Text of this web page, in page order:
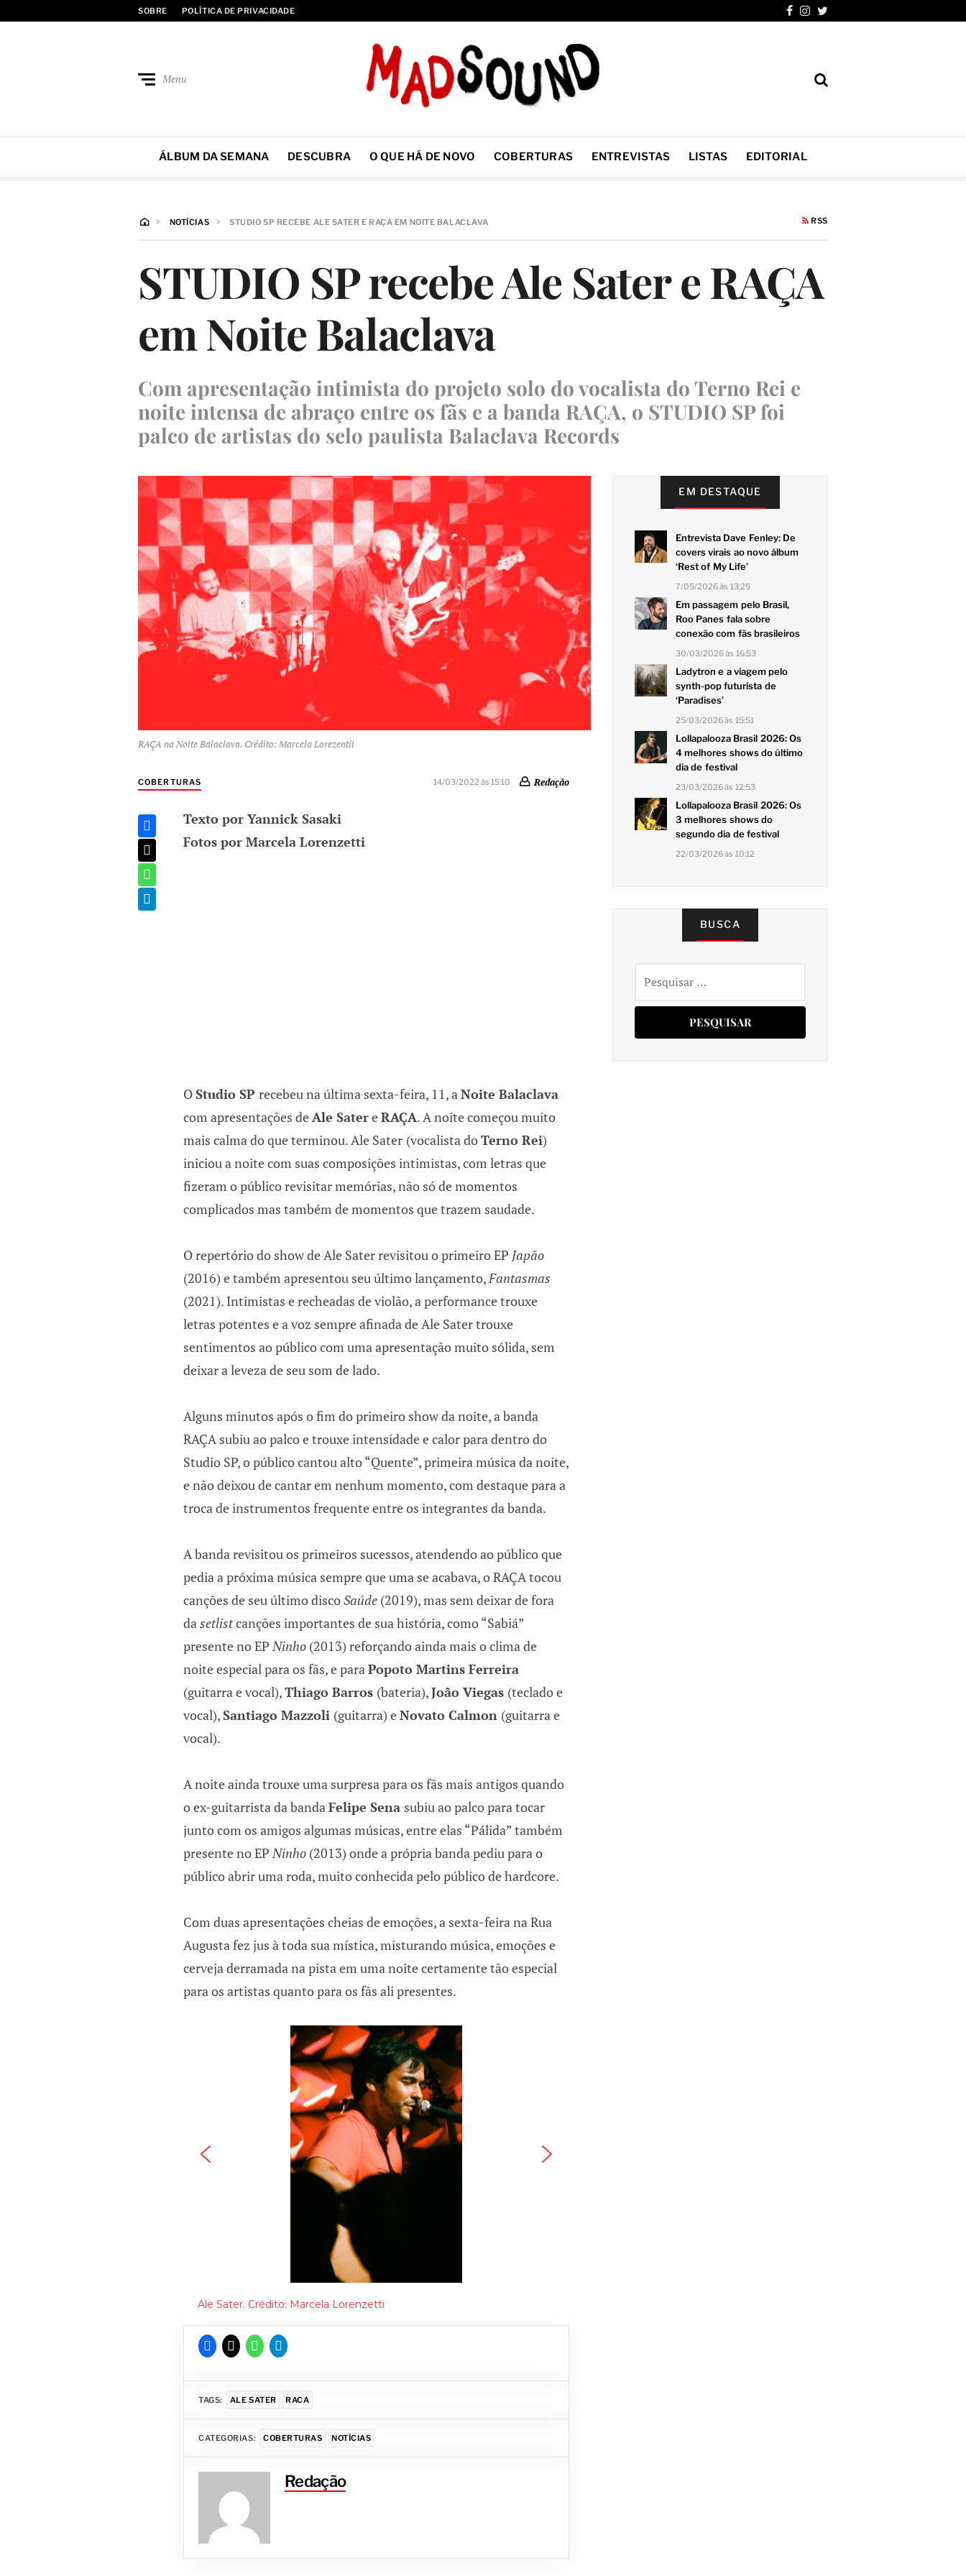
SOBRE POLÍTICA DE PRIVACIDADE
Menu
ÁLBUM DA SEMANA DESCUBRA O QUE HÁ DE NOVO COBERTURAS ENTREVISTAS LISTAS EDITORIAL
NOTÍCIAS STUDIO SP RECEBE ALE SATER E RAÇA EM NOITE BALACLAVA RSS
STUDIO SP recebe Ale Sater e RAÇA
em Noite Balaclava
Com apresentação intimista do projeto solo do vocalista do Terno Rei e
noite intensa de abraço entre os fãs e a banda RAÇA, o STUDIO SP foi
palco de artistas do selo paulista Balaclava Records
RAÇA na Noite Balaclava. Crédito: Marcela Lorezentii
COBERTURAS 14/03/2022 às 15:10 Redação
Texto por Yannick Sasaki
Fotos por Marcela Lorenzetti
OStudio SP recebeu na última sexta-feira, 11, a Noite Balaclava
com apresentações deAle SatereRAÇA. A noite começou muito
mais calma do que terminou. Ale Sater (vocalista doTerno Rei)
iniciou a noite com suas composições intimistas, com letras que
fizeram o público revisitar memórias, não só de momentos
complicados mas também de momentos que trazem saudade.
O repertório do showde Ale Sater revisitou o primeiro EP Japão
(2016) e também apresentou seu último lançamento, Fantasmas
(2021). Intimistas e recheadas de violão, a performance trouxe
letras potentes e a voz sempre afinada de Ale Sater trouxe
sentimentos ao público com uma apresentação muito sólida, sem
deixar a leveza de seu som de lado.
Alguns minutos após o fim do primeiro show da noite, a banda
RAÇA subiu ao palco e trouxe intensidade e calor para dentro do
Studio SP, o público cantou alto “Quente”, primeira música da noite,
e não deixou de cantar em nenhum momento, com destaque para a
troca de instrumentos frequente entre os integrantes da banda.
A banda revisitou os primeiros sucessos, atendendo ao público que
pedia a próxima música sempre que uma se acabava, o RAÇA tocou
canções de seu último discoSaúde (2019), mas sem deixar de fora
da setlistcanções importantes de sua história, como “Sabiá”
presente no EP Ninho (2013) reforçando ainda mais o clima de
noite especial para os fãs, e para Popoto Martins Ferreira
(guitarra e vocal),Thiago Barros (bateria),João Viegas (teclado e
vocal),Santiago Mazzoli (guitarra) eNovato Calmon (guitarra e
vocal).
A noite ainda trouxe uma surpresa para os fãs mais antigos quando
o ex-guitarrista da banda Felipe Sena subiu ao palco para tocar
junto com os amigos algumas músicas, entre elas “Pálida” também
presente no EP Ninho (2013) onde a própria banda pediu para o
público abrir uma roda, muito conhecida pelo público de hardcore.
Com duas apresentações cheias de emoções, a sexta-feira na Rua
Augusta fez jus à toda sua mística, misturando música, emoções e
cerveja derramada na pista em uma noite certamente tão especial
para os artistas quanto para os fãs ali presentes.
Ale Sater. Crédito: Marcela Lorenzetti
TAGS: ALE SATER RACA
CATEGORIAS: COBERTURAS NOTÍCIAS
Redação
EM DESTAQUE
Entrevista Dave Fenley: De
covers virais ao novo álbum
‘Rest of My Life’
7/05/2026 às 13:25
Em passagem pelo Brasil,
Roo Panes fala sobre
conexão com fãs brasileiros
30/03/2026 às 16:53
Ladytron e a viagem pelo
synth-pop futurista de
‘Paradises’
25/03/2026 às 15:51
Lollapalooza Brasil 2026: Os
4 melhores shows do último
dia de festival
23/03/2026 às 12:53
Lollapalooza Brasil 2026: Os
3 melhores shows do
segundo dia de festival
22/03/2026 às 10:12
BUSCA
por: